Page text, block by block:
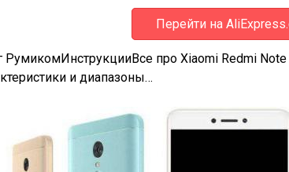
Перейти на
РумикомИнструкцииВсе про Xiaomi Redmi
и диапазоны…